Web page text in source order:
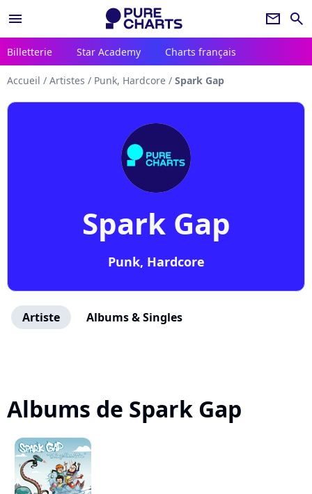
menu newsletter search
Billetterie Star Academy Charts français
Accueil / Artistes / Punk, Hardcore / Spark Gap
Spark Gap
Punk, Hardcore
Artiste Albums & Singles
Albums de Spark Gap